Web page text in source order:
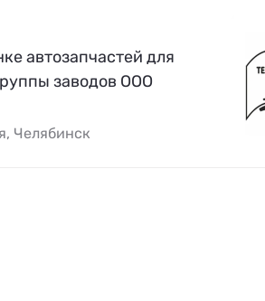
автозапчастей для
заводов ООО
Челябинск